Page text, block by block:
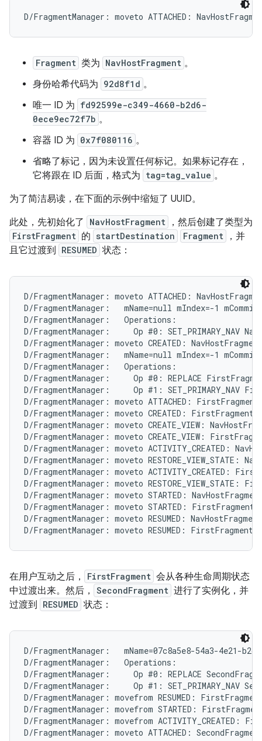
Fragment 类为 NavHostFragment 。
身份哈希代码为 92d8f1d 。
唯一 ID 为 fd92599e-c349-4660-b2d6-
0ece9ec72f7b 。
容器 ID 为 0x7f080116 。
省略了标记，因为未设置任何标记。如果标记存在，
它将跟在 ID 后面，格式为 tag=tag_value 。
为了简洁易读，在下面的示例中缩短了 UUID。
此处，先初始化了
NavHostFragment ，然后创建了类型为
FirstFragment 的 startDestination Fragment
，并
且它过渡到
RESUMED 状态：
D/FragmentManager: moveto ATTACHED:
D/FragmentManager:   mName=null mIndex=-1
D/FragmentManager:   Operations:
D/FragmentManager:     Op #0: SET_PRIMARY_NAV
D/FragmentManager: moveto CREATED:
D/FragmentManager:   mName=null mIndex=-1
D/FragmentManager:   Operations:
D/FragmentManager:     Op #0: REPLACE
D/FragmentManager:     Op #1: SET_PRIMARY_NAV
D/FragmentManager: moveto ATTACHED:
D/FragmentManager: moveto CREATED:
D/FragmentManager: moveto CREATE_VIEW:
D/FragmentManager: moveto CREATE_VIEW:
D/FragmentManager: moveto ACTIVITY_CREATED:
D/FragmentManager: moveto RESTORE_VIEW_STATE:
D/FragmentManager: moveto ACTIVITY_CREATED:
D/FragmentManager: moveto RESTORE_VIEW_STATE:
D/FragmentManager: moveto STARTED:
D/FragmentManager: moveto STARTED:
D/FragmentManager: moveto RESUMED:
在用户互动之后， FirstFragment 会从各种生命周期状态
中过渡出来。然后，
SecondFragment 进行了实例化，并
过渡到
RESUMED 状态：
D/FragmentManager:   mName=07c8a5e8-54a3-4e21-
D/FragmentManager:   Operations:
D/FragmentManager:     Op #0: REPLACE
D/FragmentManager:     Op #1: SET_PRIMARY_NAV
D/FragmentManager: movefrom RESUMED:
D/FragmentManager: movefrom STARTED:
D/FragmentManager: movefrom ACTIVITY_CREATED:
D/FragmentManager: moveto ATTACHED: